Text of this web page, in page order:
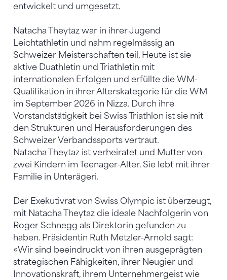
entwickelt und umgesetzt.
Natacha Theytaz war in ihrer Jugend
Leichtathletin und nahm regelmässig an
Schweizer Meisterschaften teil. Heute ist sie
aktive Duathletin und Triathletin mit
internationalen Erfolgen und erfüllte die WM-
Qualifikation in ihrer Alterskategorie für die WM
im September 2026 in Nizza. Durch ihre
Vorstandstätigkeit bei Swiss Triathlon ist sie mit
den Strukturen und Herausforderungen des
Schweizer Verbandssports vertraut.
Natacha Theytaz ist verheiratet und Mutter von
zwei Kindern im Teenager-Alter. Sie lebt mit ihrer
Familie in Unterägeri.
Der Exekutivrat von Swiss Olympic ist überzeugt,
mit Natacha Theytaz die ideale Nachfolgerin von
Roger Schnegg als Direktorin gefunden zu
haben. Präsidentin Ruth Metzler-Arnold sagt:
«Wir sind beeindruckt von ihren ausgeprägten
strategischen Fähigkeiten, ihrer Neugier und
Innovationskraft, ihrem Unternehmergeist wie